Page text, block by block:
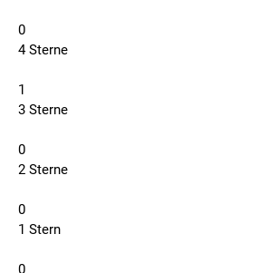
0
4 Sterne
1
3 Sterne
0
2 Sterne
0
1 Stern
0